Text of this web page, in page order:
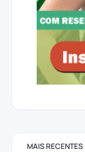
MAIS RECENTES